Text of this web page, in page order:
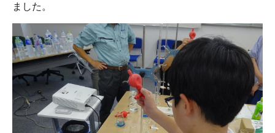
ました。